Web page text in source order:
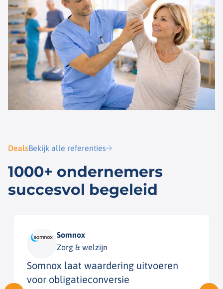
DealsBekijk alle referenties
1000+ ondernemers
succesvol begeleid
Somnox
Zorg & welzijn
Somnox laat waardering uitvoeren
voor obligatieconversie